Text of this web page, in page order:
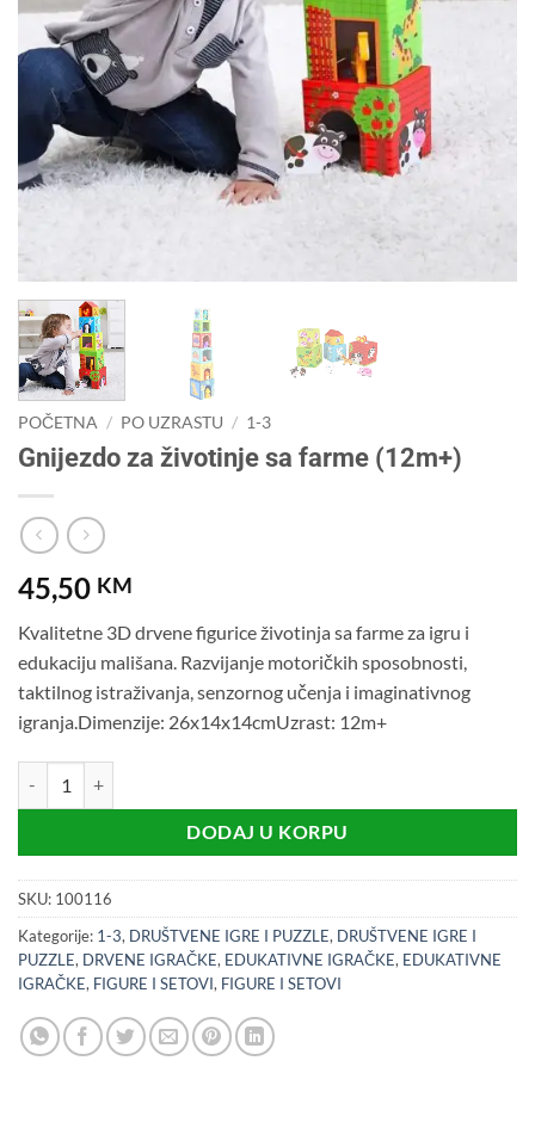
POČETNA / PO UZRASTU / 1-3
Gnijezdo za životinje sa farme (12m+)
45,50 KM
Kvalitetne 3D drvene figurice životinja sa farme za igru i
edukaciju mališana. Razvijanje motoričkih sposobnosti,
taktilnog istraživanja, senzornog učenja i imaginativnog
igranja.Dimenzije: 26x14x14cmUzrast: 12m+
DODAJ U KORPU
SKU: 100116
Kategorije: 1-3, DRUŠTVENE IGRE I PUZZLE, DRUŠTVENE IGRE I
PUZZLE, DRVENE IGRAČKE, EDUKATIVNE IGRAČKE, EDUKATIVNE
IGRAČKE, FIGURE I SETOVI, FIGURE I SETOVI